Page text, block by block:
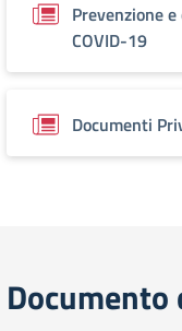
Prevenzione
COVID-19
Documenti